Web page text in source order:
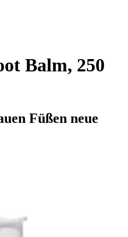
Balm, 250
Füßen neue